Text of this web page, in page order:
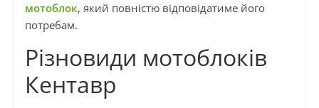
мотоблок, який повністю відповідатиме його
потребам.
Різновиди мотоблоків
Кентавр